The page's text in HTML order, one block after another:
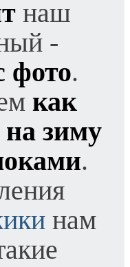
наш
-
фото.
как
на зиму
.
нам